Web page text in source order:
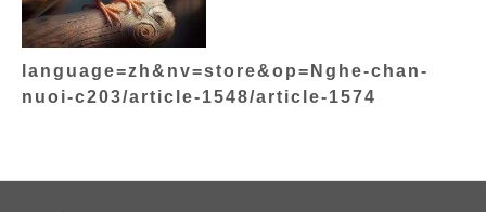
language=zh&nv=store&op=Nghe-chan-
nuoi-c203/article-1548/article-1574